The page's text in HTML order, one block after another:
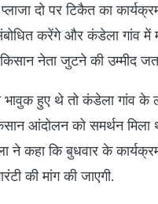
दो पर टिकैत का
करेंगे और कंडेला गांव
नेता जुटने की उम्मीद
हुए थे तो कंडेला गांव के
आंदोलन को समर्थन
ने कहा कि बुधवार के
की मांग की जाएगी.